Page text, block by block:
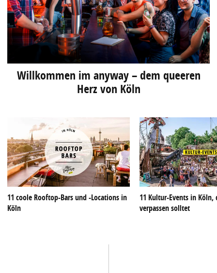
Willkommen im anyway – dem queeren
Herz von Köln
11 coole Rooftop-Bars und -Locations in
Köln
11 Kultur-Events in
verpassen solltet